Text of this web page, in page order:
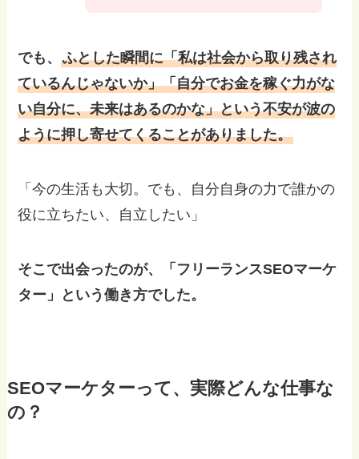
でも、ふとした瞬間に「私は社会から取り残され
ているんじゃないか」「自分でお金を稼ぐ力がな
い自分に、未来はあるのかな」という不安が波の
ように押し寄せてくることがありました。
「今の生活も大切。でも、自分自身の力で誰かの
役に立ちたい、自立したい」
そこで出会ったのが、「フリーランスSEOマーケ
ター」という働き方でした。
SEOマーケターって、実際どんな仕事な
の？